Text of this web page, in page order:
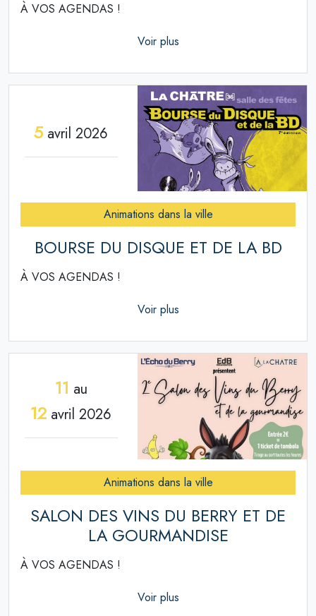
À VOS AGENDAS !
Voir plus
5 avril 2026
Animations dans la ville
BOURSE DU DISQUE ET DE LA BD
À VOS AGENDAS !
Voir plus
11 au
12 avril 2026
Animations dans la ville
SALON DES VINS DU BERRY ET DE
LA GOURMANDISE
À VOS AGENDAS !
Voir plus